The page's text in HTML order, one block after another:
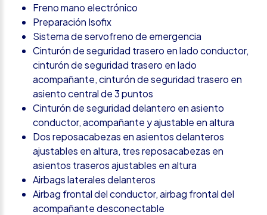
Freno mano electrónico
Preparación Isofix
Sistema de servofreno de emergencia
Cinturón de seguridad trasero en lado conductor,
cinturón de seguridad trasero en lado
acompañante, cinturón de seguridad trasero en
asiento central de 3 puntos
Cinturón de seguridad delantero en asiento
conductor, acompañante y ajustable en altura
Dos reposacabezas en asientos delanteros
ajustables en altura, tres reposacabezas en
asientos traseros ajustables en altura
Airbags laterales delanteros
Airbag frontal del conductor, airbag frontal del
acompañante desconectable